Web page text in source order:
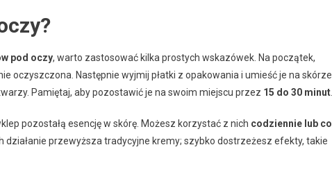
pod oczy, warto zastosować kilka prostych wskazówek. Na początek,
oczyszczona. Następnie wyjmij płatki z opakowania i umieść je na skórze
Pamiętaj, aby pozostawić je na swoim miejscu przez 15 do 30 minut
pozostałą esencję w skórę. Możesz korzystać z nich codziennie lub co
działanie przewyższa tradycyjne kremy; szybko dostrzeżesz efekty, takie